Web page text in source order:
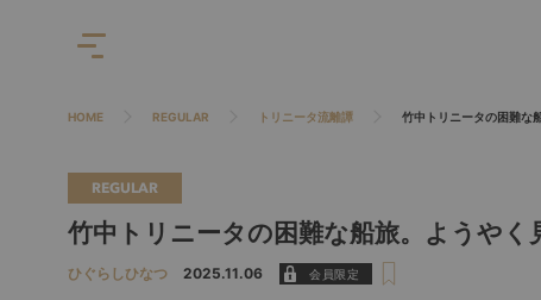
HOME REGULAR トリニータ流離譚 竹中トリニータの困難な
REGULAR
竹中トリニータの困難な船旅。ようや
ひぐらしひなつ 2025.11.06